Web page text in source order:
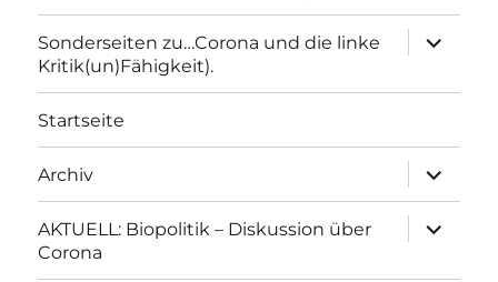
Sonderseiten zu…Corona und die linke
Kritik(un)Fähigkeit).
anzeigen
Startseite
Archiv
anzeigen
AKTUELL: Biopolitik – Diskussion über
Corona
anzeigen